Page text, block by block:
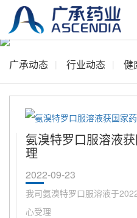
广承动态 行业动态 健
氨溴特罗口服溶液
理
2022-09-23
我司氨溴特罗口服溶液于
心受理